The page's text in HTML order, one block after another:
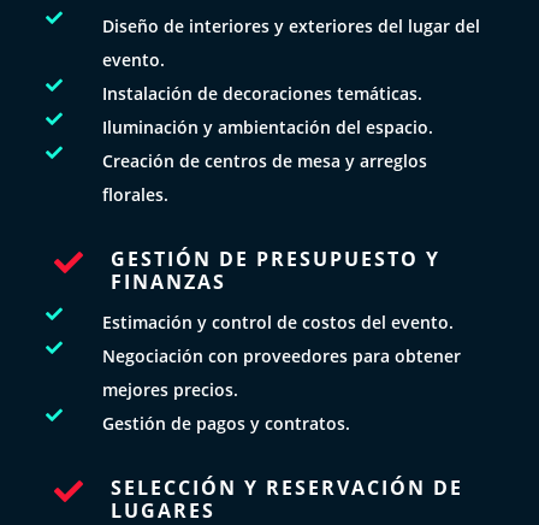

Diseño de interiores y exteriores del lugar del
evento.
 Instalación de decoraciones temáticas.
 Iluminación y ambientación del espacio.

Creación de centros de mesa y arreglos
florales.

GESTIÓN DE PRESUPUESTO Y
FINANZAS
 Estimación y control de costos del evento.

Negociación con proveedores para obtener
mejores precios.
 Gestión de pagos y contratos.

SELECCIÓN Y RESERVACIÓN DE
LUGARES